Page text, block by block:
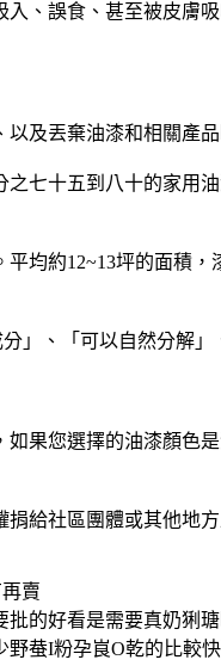
、誤食、甚至被皮膚
及丟棄油漆和相關產
七十五到八十的家用
均約12~13坪的面積
」、「可以自然分解」
果您選擇的油漆顏色
給社區團體或其他地方
賣
的好看是需要真奶猁
蛬I粉孕峎O乾的比較